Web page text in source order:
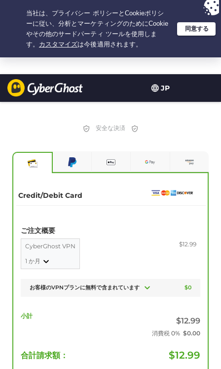
JP
選択プラン：2.1666666666667年間 $ 2.19 /月の 大特価
安全な決済
Credit/Debit Card
ご注文概要
CyberGhost VPN
1 か月
$12.99
お客様のVPNプランに無料で含まれています $0
小計
$12.99
消費税 0% $0.00
合計請求額： $12.99